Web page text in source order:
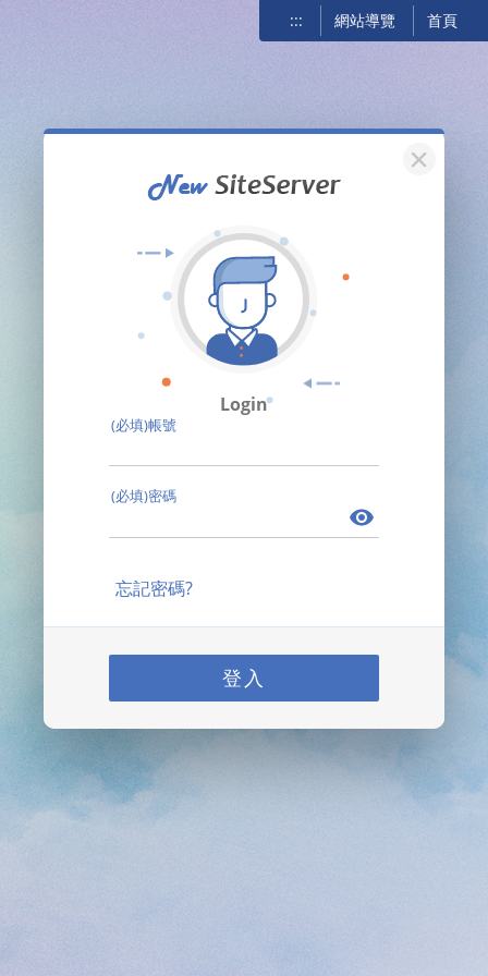
::: 網站導覽 首頁
關閉
Login
(必填)帳號
(必填)密碼
忘記密碼?
登入